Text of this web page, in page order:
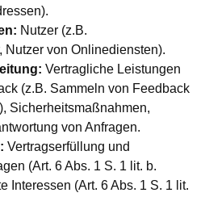
Nutzer (z.B.
Nutzer von Onlinediensten).
Vertragliche Leistungen
(z.B. Sammeln von Feedback
Sicherheitsmaßnahmen,
von Anfragen.
Vertragserfüllung und
(Art. 6 Abs. 1 S. 1 lit. b.
Interessen (Art. 6 Abs. 1 S. 1 lit.